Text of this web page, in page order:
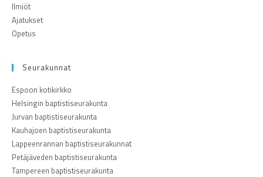
Ilmiöt
Ajatukset
Opetus
Seurakunnat
Espoon kotikirkko
Helsingin baptistiseurakunta
Jurvan baptistiseurakunta
Kauhajoen baptistiseurakunta
Lappeenrannan baptistiseurakunnat
Petäjäveden baptistiseurakunta
Tampereen baptistiseurakunta